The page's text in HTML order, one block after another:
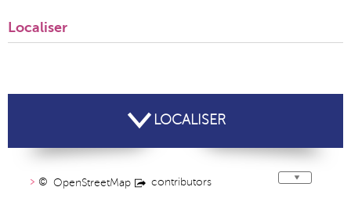
Localiser
LOCALISER
© OpenStreetMap contributors